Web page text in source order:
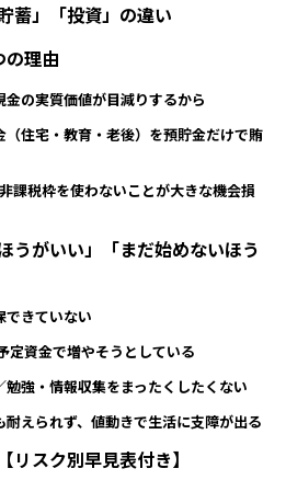
蓄」「投資」の違い
の理由
金の実質価値が目減りするから
（住宅・教育・老後）を預貯金だけで賄
課税枠を使わないことが大きな機会損
うがいい」「まだ始めないほう
できていない
定資金で増やそうとしている
勉強・情報収集をまったくしたくない
えられず、値動きで生活に支障が出る
リスク別早見表付き】